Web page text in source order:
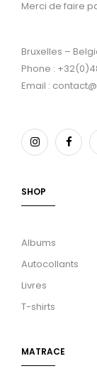
Merci de faire
Bruxelles –
Phone :
Email :
SHOP
Albums
Autocollants
Livres
T-shirts
MATRACE